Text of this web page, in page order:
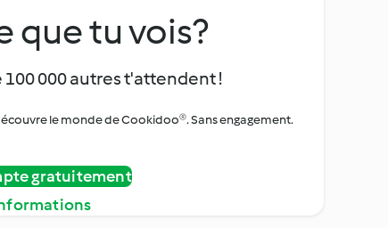
que tu vois?
000 autres t'attendent !
le monde de Cookidoo®. Sans engagement.
gratuitement